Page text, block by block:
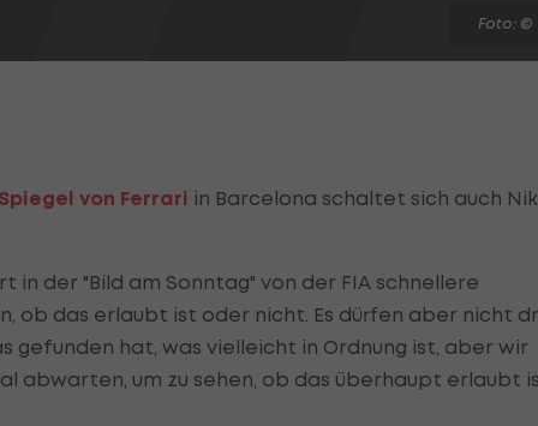
Foto: ©
von Ferrari in Barcelona schaltet sich auch
der "Bild am Sonntag" von der FIA schnellere
ob das erlaubt ist oder nicht. Es dürfen aber nicht
gefunden hat, was vielleicht in Ordnung ist, aber wir
abwarten, um zu sehen, ob das überhaupt erlaubt